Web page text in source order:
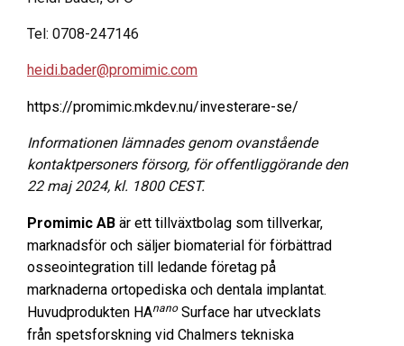
Tel: 0708-247146
heidi.bader@promimic.com
https://promimic.mkdev.nu/investerare-se/
Informationen lämnades genom ovanstående
kontaktpersoners försorg, för offentliggörande den
22 maj 2024, kl. 1800 CEST.
Promimic AB är ett tillväxtbolag som tillverkar,
marknadsför och säljer biomaterial för förbättrad
osseointegration till ledande företag på
marknaderna ortopediska och dentala implantat.
Huvudprodukten HAnanoSurface har utvecklats
från spetsforskning vid Chalmers tekniska